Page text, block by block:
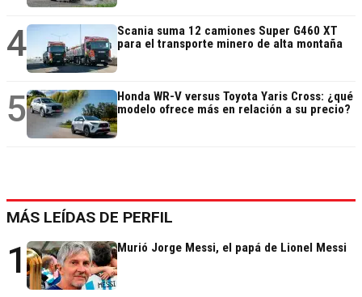
4
Scania suma 12 camiones Super G460 XT
para el transporte minero de alta montaña
5
Honda WR-V versus Toyota Yaris Cross: ¿qué
modelo ofrece más en relación a su precio?
MÁS LEÍDAS DE PERFIL
1 Murió Jorge Messi, el papá de Lionel Messi